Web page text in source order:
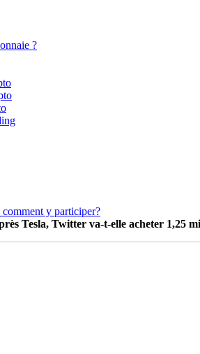
?
Tesla, Twitter va-t-elle acheter 1,25